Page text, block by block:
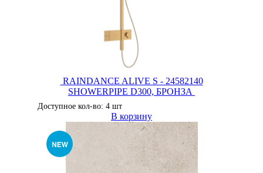
RAINDANCE ALIVE S - 24582140
SHOWERPIPE D300, БРОНЗА
Доступное кол-во: 4 шт
В корзину